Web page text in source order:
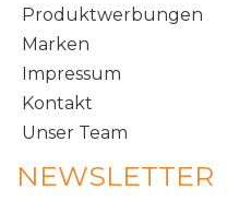
Produktwerbungen
Marken
Impressum
Kontakt
Unser Team
NEWSLETTER